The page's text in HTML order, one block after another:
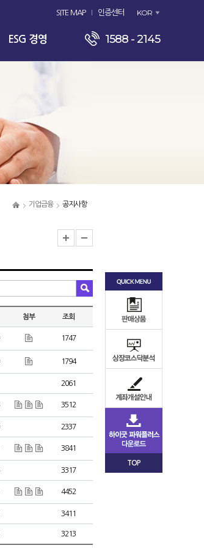
SITE MAP 인증센터 KOR
ESG 경영 1588 - 2145
기업금융 공지사항
첨부 조회
1747
1794
2061
3512
2337
3841
3317
4452
3411
3213
TOP